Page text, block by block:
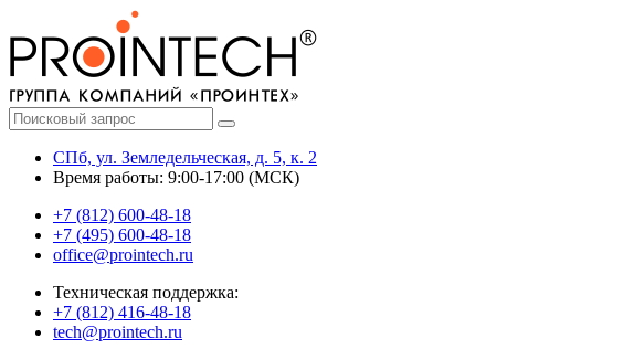
СПб, ул. Земледельческая, д. 5, к. 2
Время работы: 9:00-17:00 (МСК)
+7 (812) 600-48-18
+7 (495) 600-48-18
office@prointech.ru
Техническая поддержка:
+7 (812) 416-48-18
tech@prointech.ru